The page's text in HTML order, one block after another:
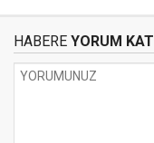
HABERE YORUM KAT